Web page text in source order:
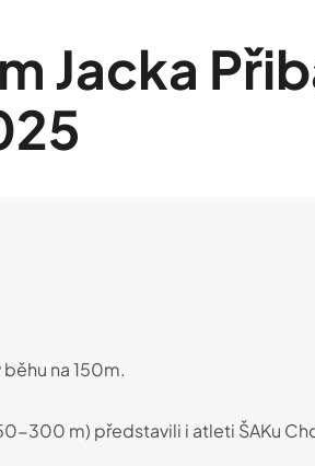
Jacka
na 150m.
300 m) představili i atleti ŠAKu